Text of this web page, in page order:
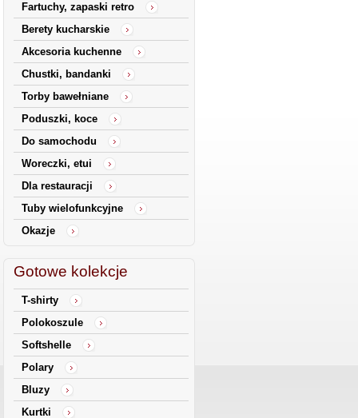
Fartuchy, zapaski retro
Berety kucharskie
Akcesoria kuchenne
Chustki, bandanki
Torby bawełniane
Poduszki, koce
Do samochodu
Woreczki, etui
Dla restauracji
Tuby wielofunkcyjne
Okazje
Gotowe kolekcje
T-shirty
Polokoszule
Softshelle
Polary
Bluzy
Kurtki